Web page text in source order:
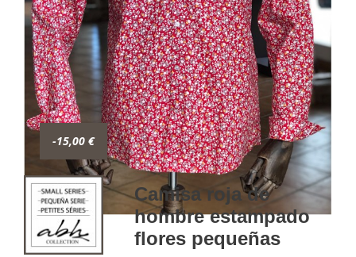
-15,00 €
Camisa roja de
hombre estampado
flores pequeñas